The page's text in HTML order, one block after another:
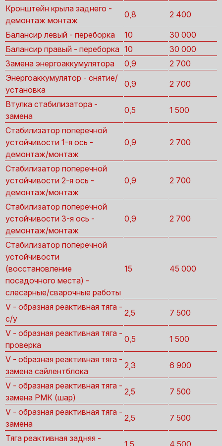
Кронштейн крыла заднего -
демонтаж монтаж
0,8 2 400
Балансир левый - переборка 10
30 000
Балансир правый - переборка 10
30 000
Замена энергоаккумулятора
0,9
2 700
Энергоаккумулятор - снятие/
установка
0,9 2 700
Втулка стабилизатора -
замена
0,5 1 500
Стабилизатор поперечной
устойчивости 1-я ось -
демонтаж/монтаж
0,9 2 700
Стабилизатор поперечной
устойчивости 2-я ось -
демонтаж/монтаж
0,9 2 700
Стабилизатор поперечной
устойчивости 3-я ось -
демонтаж/монтаж
0,9 2 700
Стабилизатор поперечной
устойчивости
(восстановление
посадочного места) -
слесарные/сварочные работы
15 45 000
V - образная реактивная тяга -
с/у
2,5 7 500
V - образная реактивная тяга -
проверка
0,5 1 500
V - образная реактивная тяга -
замена сайлентблока
2,3 6 900
V - образная реактивная тяга -
замена РМК (шар)
2,5 7 500
V - образная реактивная тяга -
замена
2,5 7 500
Тяга реактивная задняя -